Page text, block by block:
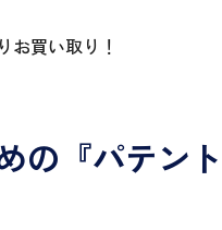
お買い取り！
の『パテン